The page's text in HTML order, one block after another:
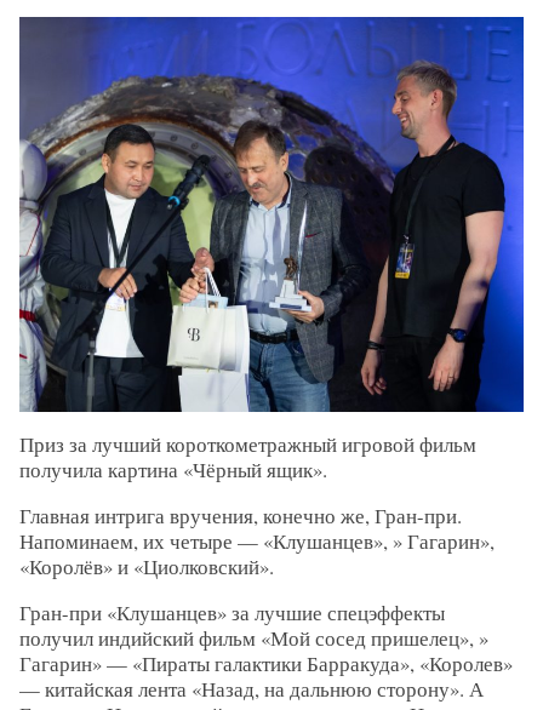
Приз за лучший короткометражный игровой фильм
получила картина «Чёрный ящик».
Главная интрига вручения, конечно же, Гран-при.
Напоминаем, их четыре — «Клушанцев», » Гагарин»,
«Королёв» и «Циолковский».
Гран-при «Клушанцев» за лучшие спецэффекты
получил индийский фильм «Мой сосед пришелец», »
Гагарин» — «Пираты галактики Барракуда», «Королев»
— китайская лента «Назад, на дальнюю сторону». А